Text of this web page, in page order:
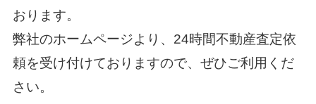
おります。
弊社のホームページより、24時間不動産査定依
頼を受け付けておりますので、ぜひご利用くだ
さい。